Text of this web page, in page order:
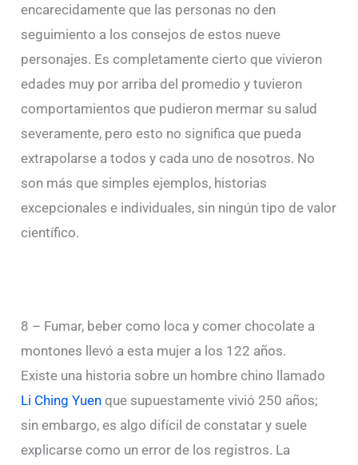
encarecidamente que las personas no den
seguimiento a los consejos de estos nueve
personajes. Es completamente cierto que vivieron
edades muy por arriba del promedio y tuvieron
comportamientos que pudieron mermar su salud
severamente, pero esto no significa que pueda
extrapolarse a todos y cada uno de nosotros. No
son más que simples ejemplos, historias
excepcionales e individuales, sin ningún tipo de valor
científico.
8 – Fumar, beber como loca y comer chocolate a
montones llevó a esta mujer a los 122 años.
Existe una historia sobre un hombre chino llamado
Li Ching Yuen que supuestamente vivió 250 años;
sin embargo, es algo difícil de constatar y suele
explicarse como un error de los registros. La